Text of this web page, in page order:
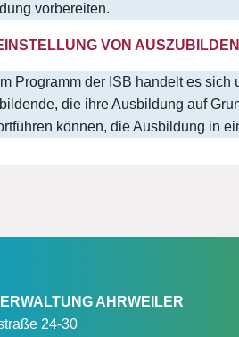
vorbereiten.
VON
Programm der ISB handelt es
die ihre Ausbildung auf
können, die Ausbildung in
AHRWEILER
24-30